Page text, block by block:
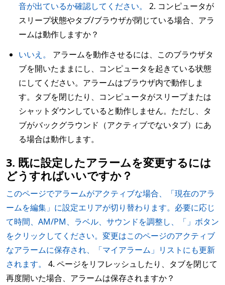
音が出ているか確認してください。
2. コンピュータが
スリープ状態やタブ/ブラウザが閉じている場合、アラ
ームは動作しますか？
いいえ。
アラームを動作させるには、このブラウザタ
ブを開いたままにし、コンピュータを起きている状態
にしてください。アラームはブラウザ内で動作しま
す。タブを閉じたり、コンピュータがスリープまたは
シャットダウンしていると動作しません。ただし、タ
ブがバックグラウンド（アクティブでないタブ）にあ
る場合は動作します。
3. 既に設定したアラームを変更するには
どうすればいいですか？
このページでアラームがアクティブな場合、「現在のアラ
ームを編集」に設定エリアが切り替わります。必要に応じ
て時間、AM/PM、ラベル、サウンドを調整し、「」ボタン
をクリックしてください。変更はこのページのアクティブ
なアラームに保存され、「マイアラーム」リストにも更新
されます。
4. ページをリフレッシュしたり、タブを閉じて
再度開いた場合、アラームは保存されますか？